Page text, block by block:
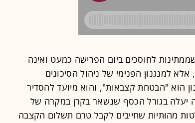
לחוסכים ביום הפרישה כמעט ואינה
למנגנון הפנימי של ניהול הסיכונים
הוא "הבטחת קצבאות", והוא מיועד להסדיר
יעלה בגורל הכסף שנשאר בקרן במקרה של
מהותיות שחייבים לקבל טרם תשלום הקצבה